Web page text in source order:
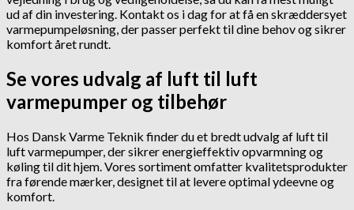
ud af din investering. Kontakt os i dag for at få en skræddersyet
varmepumpeløsning, der passer perfekt til dine behov og sikrer
komfort året rundt.
Se vores udvalg af luft til luft
varmepumper og tilbehør
Hos Dansk Varme Teknik finder du et bredt udvalg af luft til
luft varmepumper, der sikrer energieffektiv opvarmning og
køling til dit hjem. Vores sortiment omfatter kvalitetsprodukter
fra førende mærker, designet til at levere optimal ydeevne og
komfort.